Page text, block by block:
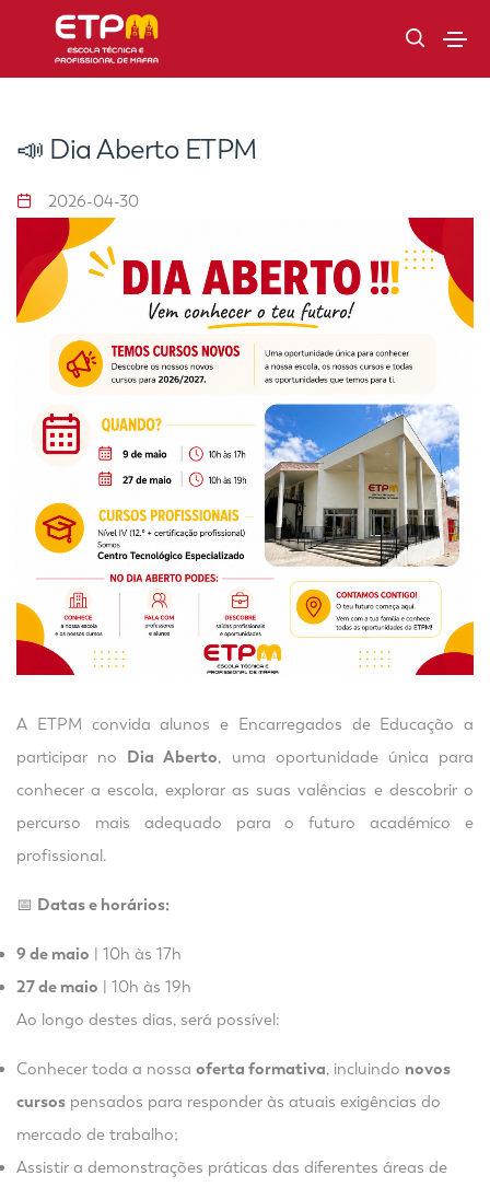
📣 Dia Aberto ETPM
2026-04-30
A ETPM convida alunos e Encarregados de Educação a
participar no Dia Aberto, uma oportunidade única para
conhecer a escola, explorar as suas valências e descobrir o
percurso mais adequado para o futuro académico e
profissional.
📅 Datas e horários:
9 de maio | 10h às 17h
27 de maio | 10h às 19h
Ao longo destes dias, será possível:
Conhecer toda a nossa oferta formativa, incluindo novos
cursos pensados para responder às atuais exigências do
mercado de trabalho;
Assistir a demonstrações práticas das diferentes áreas de